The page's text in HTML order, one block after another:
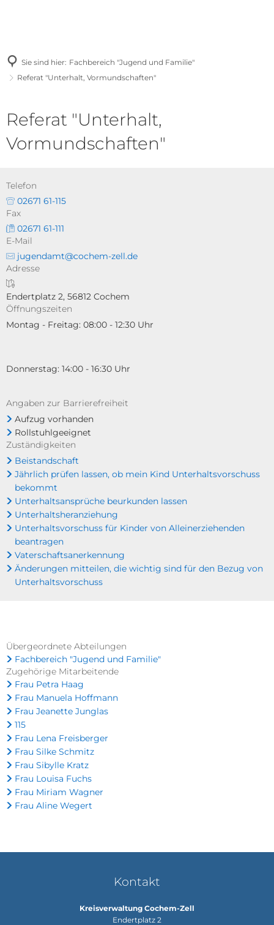
Sie sind hier: Fachbereich "Jugend und Familie"
Referat "Unterhalt, Vormundschaften"
Referat "Unterhalt,
Vormundschaften"
Telefon
02671 61-115
Fax
02671 61-111
E-Mail
jugendamt@cochem-zell.de
Adresse
Endertplatz 2, 56812 Cochem
Öffnungszeiten
Montag - Freitag: 08:00 - 12:30 Uhr
Donnerstag: 14:00 - 16:30 Uhr
Angaben zur Barrierefreiheit
Aufzug vorhanden
Rollstuhlgeeignet
Zuständigkeiten
Beistandschaft
Jährlich prüfen lassen, ob mein Kind Unterhaltsvorschuss
bekommt
Unterhaltsansprüche beurkunden lassen
Unterhaltsheranziehung
Unterhaltsvorschuss für Kinder von Alleinerziehenden
beantragen
Vaterschaftsanerkennung
Änderungen mitteilen, die wichtig sind für den Bezug von
Unterhaltsvorschuss
Übergeordnete Abteilungen
Fachbereich "Jugend und Familie"
Zugehörige Mitarbeitende
Frau Petra Haag
Frau Manuela Hoffmann
Frau Jeanette Junglas
115
Frau Lena Freisberger
Frau Silke Schmitz
Frau Sibylle Kratz
Frau Louisa Fuchs
Frau Miriam Wagner
Frau Aline Wegert
Kontakt
Kreisverwaltung Cochem-Zell
Endertplatz 2